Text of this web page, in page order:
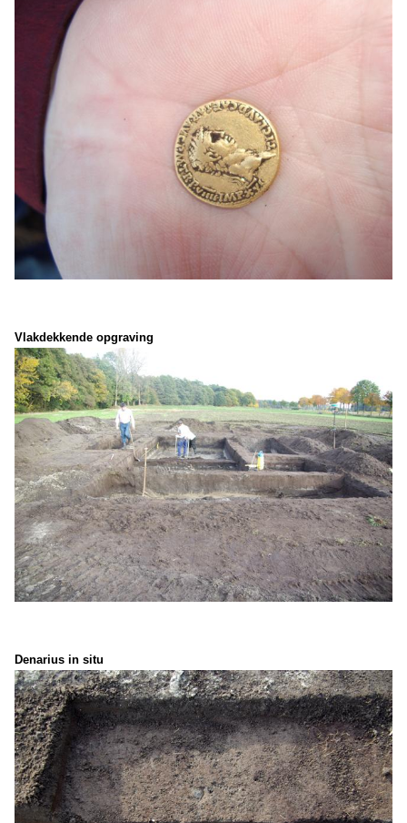
Vlakdekkende opgraving
Denarius in situ